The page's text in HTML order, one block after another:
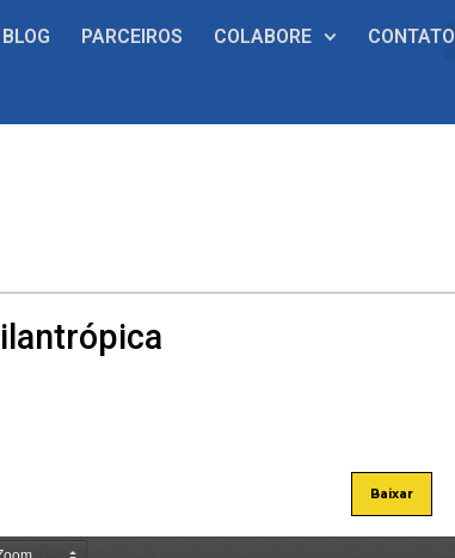
BLOG PARCEIROS COLABORE CONTATO